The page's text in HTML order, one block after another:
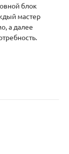
блок
мастер
а далее